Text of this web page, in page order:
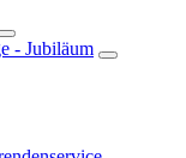
- Jubiläum